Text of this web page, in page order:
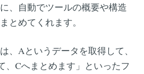
、自動でツールの概要や構造
とめてくれます。
、Aというデータを取得して、
、Cへまとめます」といったフ